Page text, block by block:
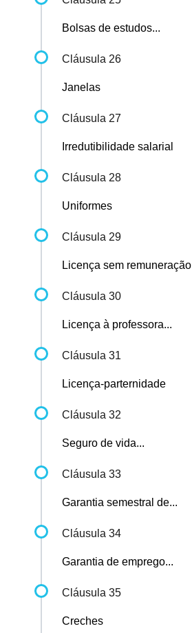
Bolsas de estudos...
Cláusula 26
Janelas
Cláusula 27
Irredutibilidade salarial
Cláusula 28
Uniformes
Cláusula 29
Licença sem remuneração
Cláusula 30
Licença à professora...
Cláusula 31
Licença-parternidade
Cláusula 32
Seguro de vida...
Cláusula 33
Garantia semestral de...
Cláusula 34
Garantia de emprego...
Cláusula 35
Creches